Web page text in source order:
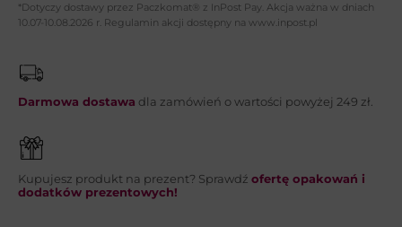
Wiadomość*:
WYŚLIJ
*Dotyczy dostawy przez Paczkomat® z InPost Pay. Akcja ważna w dniach
10.07-10.08.2026 r. Regulamin akcji dostępny na www.inpost.pl
Darmowa dostawa dla zamówień o wartości powyżej 249 zł.
Kupujesz produkt na prezent? Sprawdź ofertę opakowań i
dodatków prezentowych!